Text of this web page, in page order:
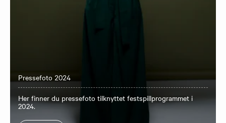
Pressefoto 2024
Her finner du pressefoto tilknyttet festspillprogrammet i
2024.